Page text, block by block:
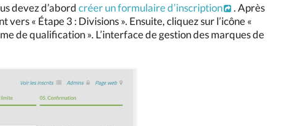
devez d’abordcréer un formulaire d’inscription
. Après
« Étape 3 : Divisions ». Ensuite, cliquez sur l’icône «
de qualification ». L’interface de gestion des marques de